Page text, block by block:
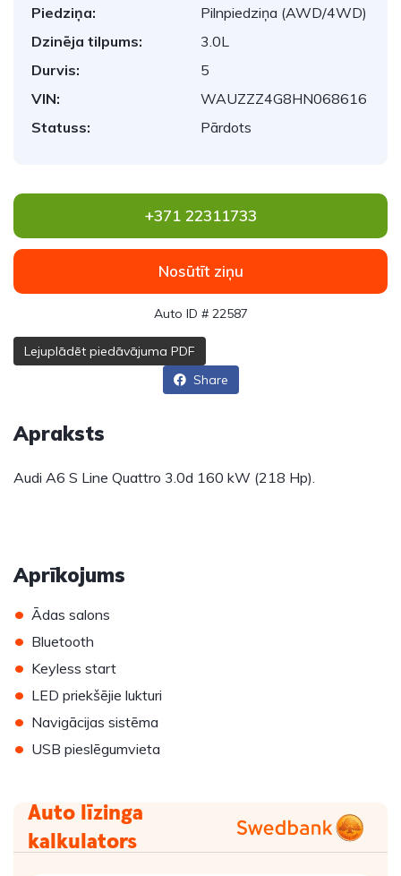
Piedziņa:
Pilnpiedziņa (AWD/4WD)
Dzinēja tilpums:
3.0L
Durvis:
5
VIN:
WAUZZZ4G8HN068616
Statuss:
Pārdots
+371 22311733
Nosūtīt ziņu
Auto ID # 22587
Lejuplādēt piedāvājuma PDF
Share
Apraksts
Audi A6 S Line Quattro 3.0d 160 kW (218 Hp).
Aprīkojums
• Ādas salons
• Bluetooth
• Keyless start
• LED priekšējie lukturi
• Navigācijas sistēma
• USB pieslēgumvieta